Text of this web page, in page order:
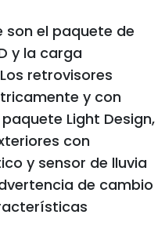
son el paquete de
y la carga
retrovisores
y con
Light Design,
con
y sensor de lluvia
de cambio